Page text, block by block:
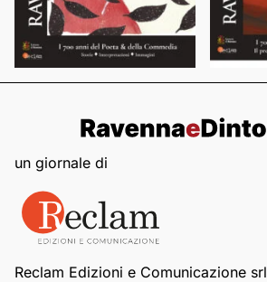
un giornale di
Reclam Edizioni e Comunicazione srl